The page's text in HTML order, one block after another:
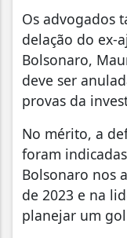
Os advogados
delação do ex-
Bolsonaro,
deve ser
provas da
No mérito, a
foram
Bolsonaro nos
de 2023 e na
planejar um